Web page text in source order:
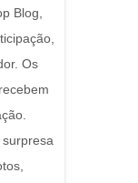
Blog,
Os